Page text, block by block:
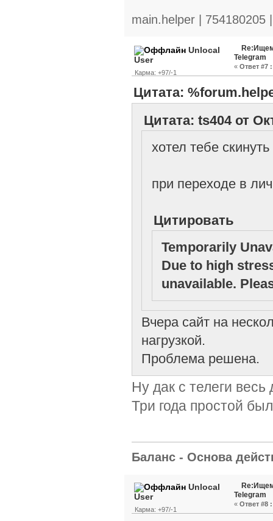
main.helper |
Unlocal
User
Карма: +97/-1
Telegram
« Ответ #7 :
Цитата:
Цитата: ts404 от
хотел тебе
при переходе в
Цитировать
Temporarily
Due to high
unavailable.
Вчера сайт на
нагрузкой.
Проблема решена.
Ну дак с телеги
Три года простой
Баланс - Основа
Unlocal
User
Карма: +97/-1
Telegram
« Ответ #8 :